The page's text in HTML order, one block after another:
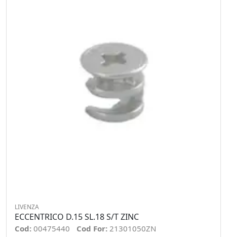
LIVENZA
ECCENTRICO D.15 SL.18 S/T ZINC
Cod: 00475440 Cod For: 21301050ZN